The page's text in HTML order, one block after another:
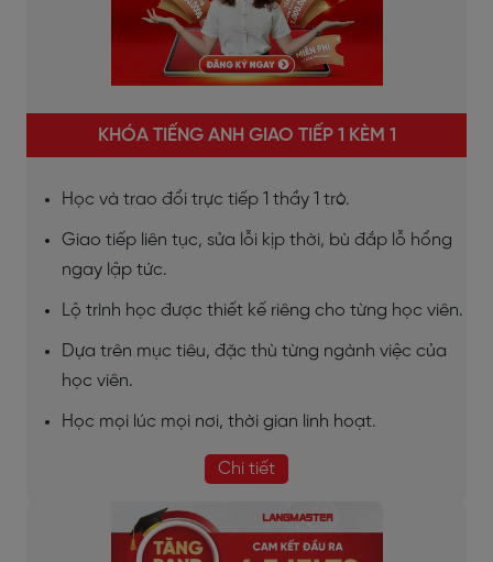
KHÓA TIẾNG ANH GIAO TIẾP 1 KÈM 1
Học và trao đổi trực tiếp 1 thầy 1 trò.
Giao tiếp liên tục, sửa lỗi kịp thời, bù đắp lỗ hổng
ngay lập tức.
Lộ trình học được thiết kế riêng cho từng học viên.
Dựa trên mục tiêu, đặc thù từng ngành việc của
học viên.
Học mọi lúc mọi nơi, thời gian linh hoạt.
Chi tiết